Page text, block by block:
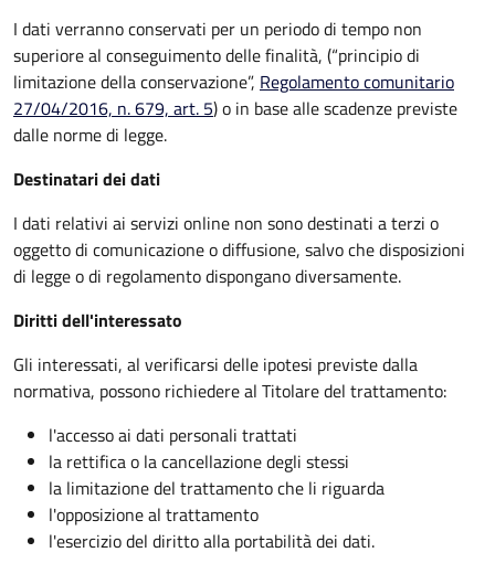
I dati verranno conservati per un periodo di tempo non
superiore al conseguimento delle finalità, (“principio di
limitazione della conservazione”, Regolamento comunitario
27/04/2016, n. 679, art. 5) o in base alle scadenze previste
dalle norme di legge.
Destinatari dei dati
I dati relativi ai servizi online non sono destinati a terzi o
oggetto di comunicazione o diffusione, salvo che disposizioni
di legge o di regolamento dispongano diversamente.
Diritti dell'interessato
Gli interessati, al verificarsi delle ipotesi previste dalla
normativa, possono richiedere al Titolare del trattamento:
l'accesso ai dati personali trattati
la rettifica o la cancellazione degli stessi
la limitazione del trattamento che li riguarda
l'opposizione al trattamento
l'esercizio del diritto alla portabilità dei dati.